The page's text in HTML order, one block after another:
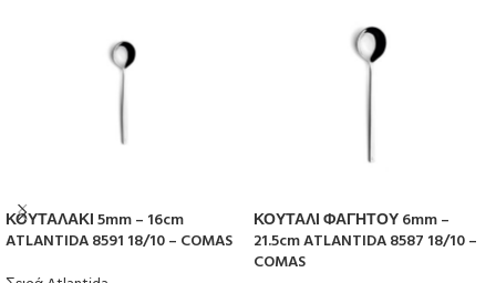
ΚΟΥΤΑΛΑΚΙ 5mm – 16cm
ATLANTIDA 8591 18/10 – COMAS
ΚΟΥΤΑΛΙ ΦΑΓΗΤΟΥ 6mm –
21.5cm ATLANTIDA 8587 18/10 –
COMAS